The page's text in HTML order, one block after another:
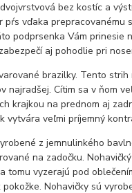
bez kostíc a
pŕs vďaka prepracovanému
podprsenka Vám prinesie
aj pohodlie pri
brazilky. Tento strih
najradšej. Cítim sa v ňom
krajkou na prednom aj
vytvára veľmi príjemný
z jemnulinkého
na zadočku.
tomu vyzerajú pod
Nohavičky sú